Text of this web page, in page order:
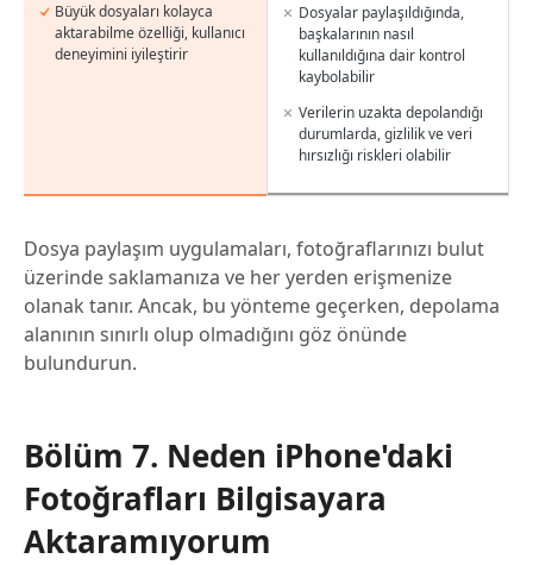
Büyük dosyaları kolayca
aktarabilme özelliği, kullanıcı
deneyimini iyileştirir
Dosyalar paylaşıldığında,
başkalarının nasıl
kullanıldığına dair kontrol
kaybolabilir
Verilerin uzakta depolandığı
durumlarda, gizlilik ve veri
hırsızlığı riskleri olabilir
Dosya paylaşım uygulamaları, fotoğraflarınızı bulut
üzerinde saklamanıza ve her yerden erişmenize
olanak tanır. Ancak, bu yönteme geçerken, depolama
alanının sınırlı olup olmadığını göz önünde
bulundurun.
Bölüm 7. Neden iPhone'daki
Fotoğrafları Bilgisayara
Aktaramıyorum